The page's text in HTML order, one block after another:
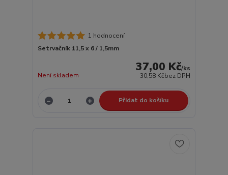
1 hodnocení
Setrvačník 11,5 x 6 / 1,5mm
37,00 Kč/ks
30,58 Kčbez DPH
Není skladem
Přidat do košíku